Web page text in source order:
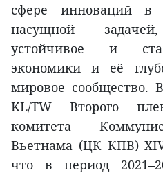
сфере инноваций в
насущной
устойчивое и
экономики и её
мировое
KL/TW Второго
комитета
Вьетнама (ЦК КПВ)
что в период